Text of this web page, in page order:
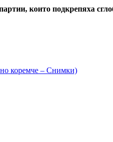
които подкрепяха
коремче – Снимки)